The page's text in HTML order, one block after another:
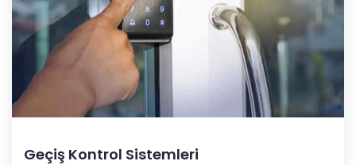
Geçiş Kontrol Sistemleri